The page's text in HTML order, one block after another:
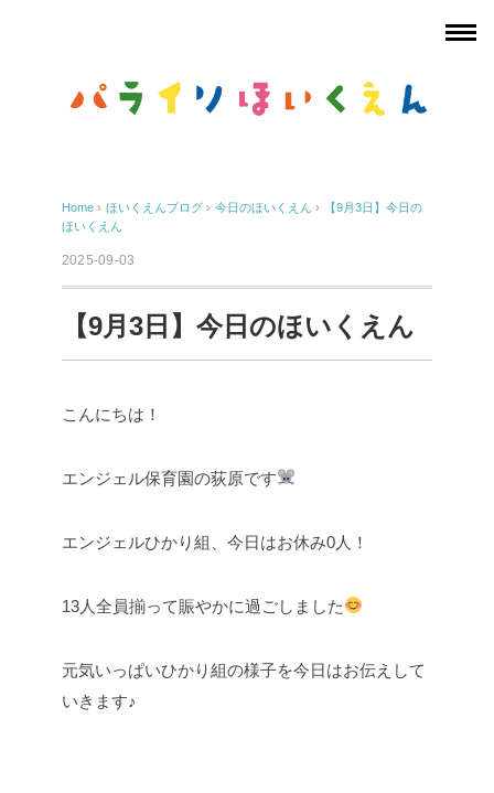
Home › ほいくえんブログ › 今日のほいくえん ›
【9月3日】今日の
ほいくえん
2025-09-03
【9月3日】今日のほいくえん
こんにちは！
エンジェル保育園の荻原です
エンジェルひかり組、今日はお休み0人！
13人全員揃って賑やかに過ごしました
元気いっぱいひかり組の様子を今日はお伝えして
いきます♪